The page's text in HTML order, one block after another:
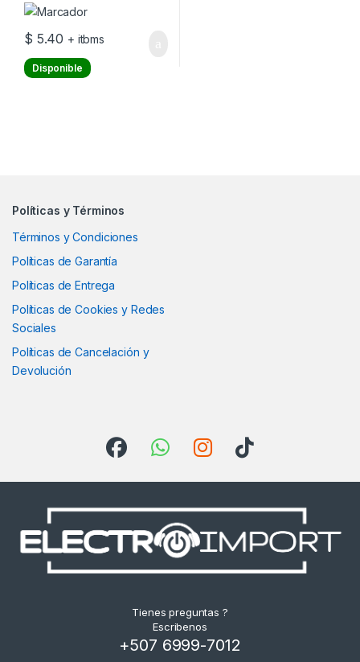
$ 5.40 + itbms
Disponible
Políticas y Términos
Términos y Condiciones
Políticas de Garantía
Políticas de Entrega
Políticas de Cookies y Redes
Sociales
Políticas de Cancelación y
Devolución
Tienes preguntas ?
Escribenos
+507 6999-7012